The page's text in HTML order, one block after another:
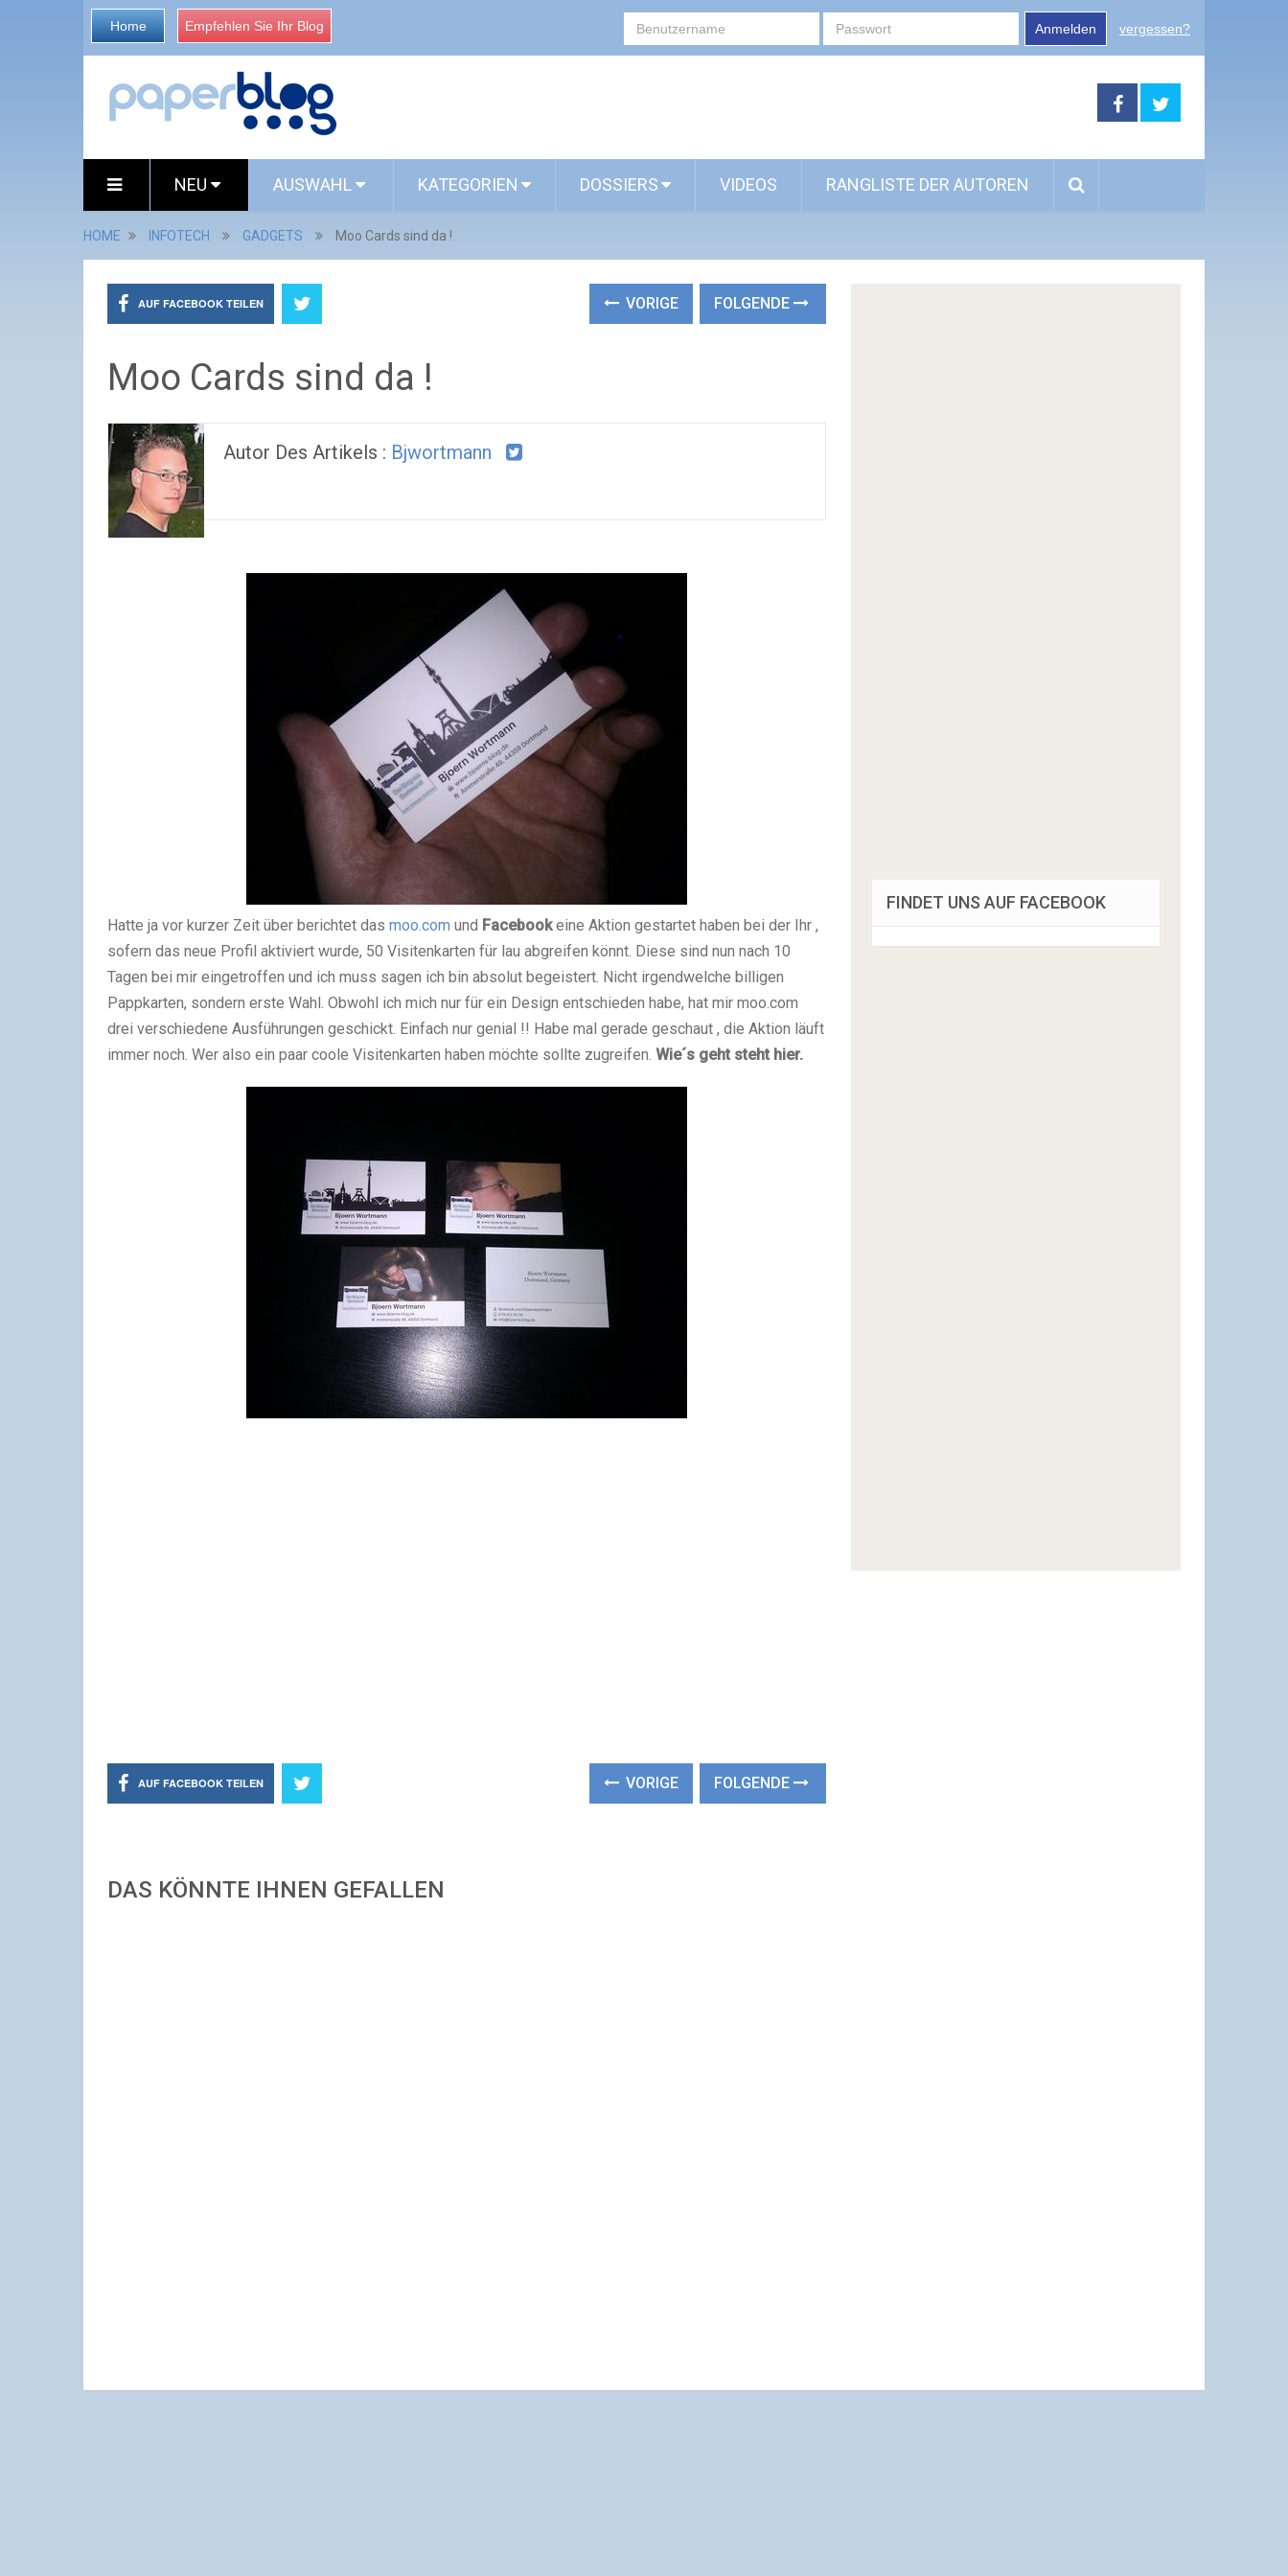
Home Empfehlen Sie Ihr Blog Anmelden vergessen?
NEU AUSWAHL KATEGORIEN DOSSIERS VIDEOS RANGLISTE DER AUTOREN
HOME INFOTECH GADGETS Moo Cards sind da !
AUF FACEBOOK TEILEN VORIGE FOLGENDE
Moo Cards sind da !
Autor Des Artikels : Bjwortmann
Hatte ja vor kurzer Zeit über berichtet das moo.com und Facebookeine Aktion gestartet haben bei der Ihr ,
sofern das neue Profil aktiviert wurde, 50 Visitenkarten für lau abgreifen könnt. Diese sind nun nach 10
Tagen bei mir eingetroffen und ich muss sagen ich bin absolut begeistert. Nicht irgendwelche billigen
Pappkarten, sondern erste Wahl. Obwohl ich mich nur für ein Design entschieden habe, hat mir moo.com
drei verschiedene Ausführungen geschickt. Einfach nur genial !! Habe mal gerade geschaut , die Aktion läuft
immer noch. Wer also ein paar coole Visitenkarten haben möchte sollte zugreifen. Wie´s geht steht hier.
AUF FACEBOOK TEILEN VORIGE FOLGENDE
DAS KÖNNTE IHNEN GEFALLEN
FINDET UNS AUF FACEBOOK